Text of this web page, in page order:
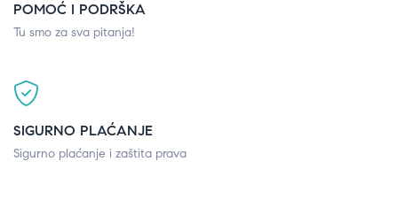
POMOĆ I PODRŠKA
Tu smo za sva pitanja!
SIGURNO PLAĆANJE
Sigurno plaćanje i zaštita prava